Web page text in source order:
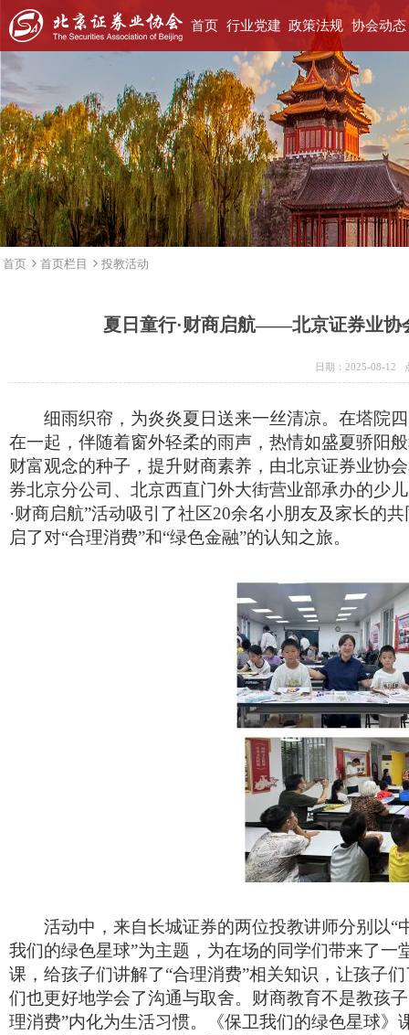
首页 行业党建 政策法规 协会动态
首页 首页栏目 投教活动
夏日童行·财商启航——北京证券业协
日期：2025-08-12
细雨织帘，为炎炎夏日送来一丝清凉。在塔院
在一起 ，伴随着窗外轻柔的雨声，热情如盛夏骄阳般
财富观念的种子，提升财商素养 ， 由北京证券业协
券北京分公司、北京西直门外大街营业部承办的少
·财商启航”活动吸引了社区20余名小朋友及家长的共
启了对“合理消费”和“绿色金融”的认知之旅。
活动中 ，来自长城证券的两位投教讲师分别以“
我们的绿色星球”为主题，为在场的同学们带来了一
课，给孩子们讲解了“合理消费”相关知识 ，让孩子
们也更好地学会了沟通与取舍。财商教育不是教孩子
理消费”内化为生活习惯。《保卫我们的绿色星球